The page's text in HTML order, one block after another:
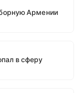
Армении
в сферу